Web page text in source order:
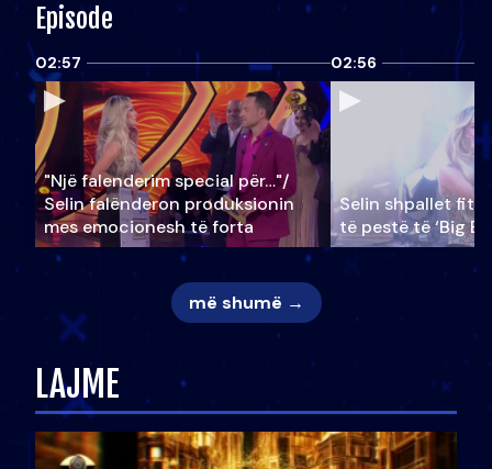
Episode
02:57
"Një falenderim special për…"/
Selin falënderon produksionin
mes emocionesh të forta
02:56
Selin shpallet
të pestë të ‘Big
më shumë →
LAJME